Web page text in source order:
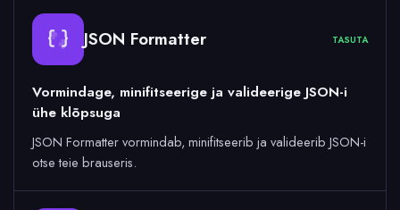
JSON Formatter TASUTA
Vormindage, minifitseerige ja valideerige JSON-i
ühe klõpsuga
JSON Formatter vormindab, minifitseerib ja valideerib JSON-i
otse teie brauseris.